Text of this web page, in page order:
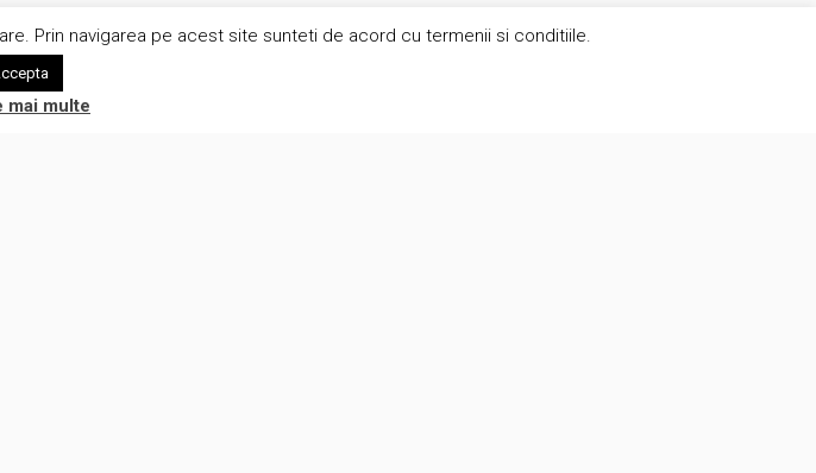
Prin navigarea pe acest site sunteti de acord cu termenii si conditiile.
mai multe